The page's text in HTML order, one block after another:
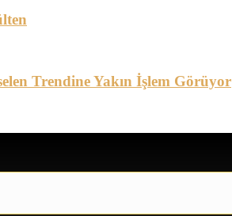
Trendine Yakın İşlem Görüyor